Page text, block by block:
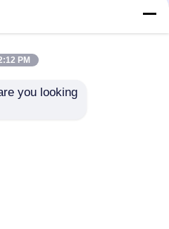
Silikon İsrafını
PM
you looking